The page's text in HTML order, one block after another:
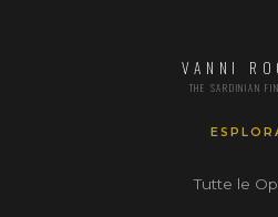
VANNI
THE SARDINIAN
Tutte le